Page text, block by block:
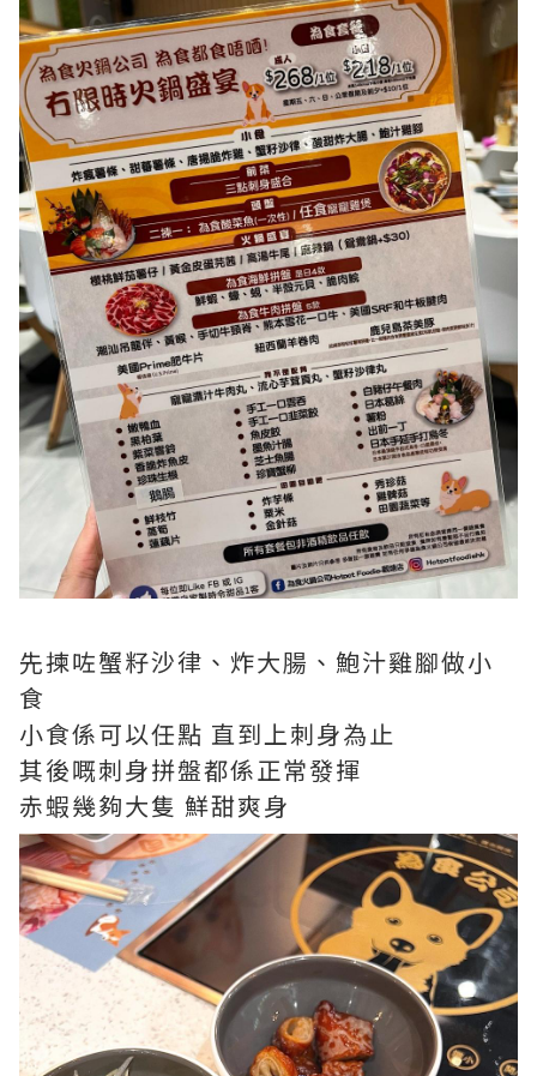
先揀咗蟹籽沙律、炸大腸、鮑汁雞腳做小
食
小食係可以任點 直到上刺身為止
其後嘅刺身拼盤都係正常發揮
赤蝦幾夠大隻 鮮甜爽身